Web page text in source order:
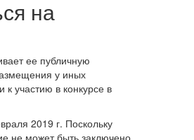
на
ее публичную
у иных
к участию в конкурсе в
2019 г. Поскольку